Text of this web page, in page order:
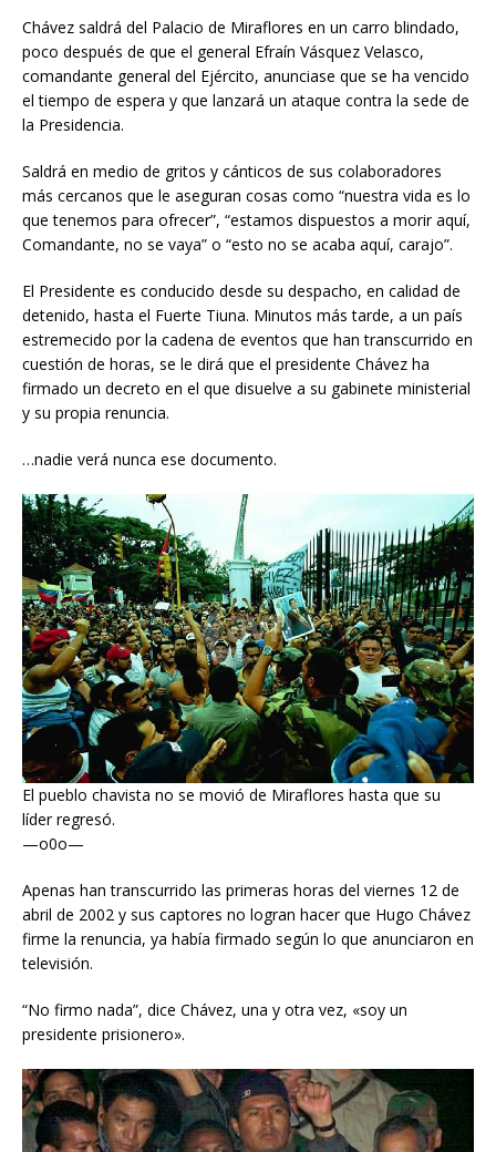
Chávez saldrá del Palacio de Miraflores en un carro blindado,
poco después de que el general Efraín Vásquez Velasco,
comandante general del Ejército, anunciase que se ha vencido
el tiempo de espera y que lanzará un ataque contra la sede de
la Presidencia.
Saldrá en medio de gritos y cánticos de sus colaboradores
más cercanos que le aseguran cosas como “nuestra vida es lo
que tenemos para ofrecer”, “estamos dispuestos a morir aquí,
Comandante, no se vaya” o “esto no se acaba aquí, carajo”.
El Presidente es conducido desde su despacho, en calidad de
detenido, hasta el Fuerte Tiuna. Minutos más tarde, a un país
estremecido por la cadena de eventos que han transcurrido en
cuestión de horas, se le dirá que el presidente Chávez ha
firmado un decreto en el que disuelve a su gabinete ministerial
y su propia renuncia.
…nadie verá nunca ese documento.
El pueblo chavista no se movió de Miraflores hasta que su
líder regresó.
—o0o—
Apenas han transcurrido las primeras horas del viernes 12 de
abril de 2002 y sus captores no logran hacer que Hugo Chávez
firme la renuncia, ya había firmado según lo que anunciaron en
televisión.
“No firmo nada”, dice Chávez, una y otra vez, «soy un
presidente prisionero».